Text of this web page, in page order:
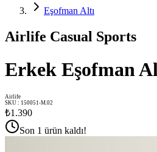
Eşofman Altı
Airlife Casual Sports
Erkek Eşofman
Airlife
SKU : 150051-M.02
₺1.390
Son 1 ürün kaldı!